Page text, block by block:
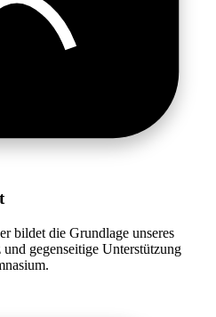
bildet die Grundlage unseres
gegenseitige Unterstützung